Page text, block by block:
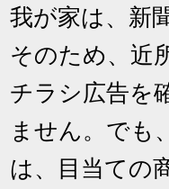
我が家は、新
そのため、近
チラシ広告を
ません。でも
は、目当ての